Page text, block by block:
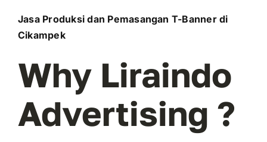
Jasa Produksi dan Pemasangan T-Banner di
Cikampek
Why Liraindo
Advertising ?